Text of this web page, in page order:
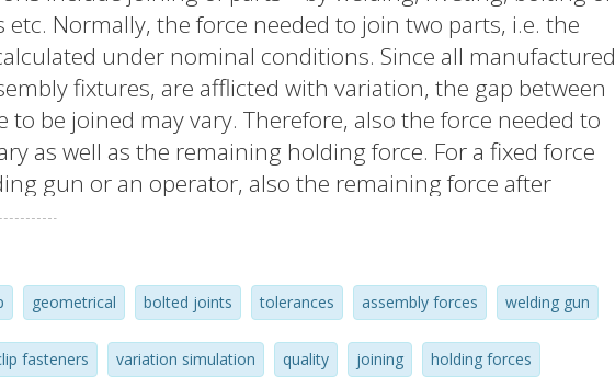
etc. Normally, the force needed to join two parts, i.e. the
under nominal conditions. Since all manufactured
fixtures, are afflicted with variation, the gap between
to be joined may vary. Therefore, also the force needed to
as well as the remaining holding force. For a fixed force
gun or an operator, also the remaining force after
which may lead to quality problems. In this paper, a
prediction of required assembly forces as well as holding
is presented. Three different joining techniques are also
to assembly and joining forces.
geometrical bolted joints tolerances assembly forces welding gun
fasteners variation simulation quality joining holding forces